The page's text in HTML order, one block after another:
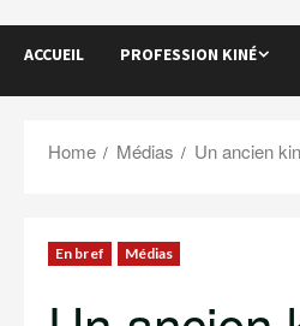
ACCUEIL PROFESSION KINÉ
Home Médias Un ancien
En bref Médias